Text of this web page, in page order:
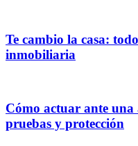
Te cambio la casa:
inmobiliaria
Cómo actuar ante una
pruebas y protección